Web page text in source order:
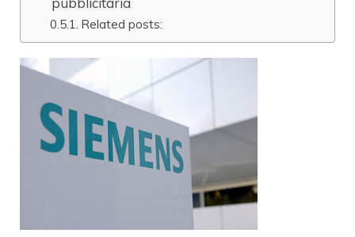
Related posts: